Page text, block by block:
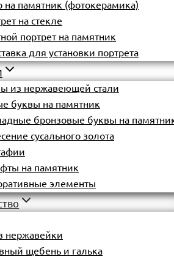
на памятник (фотокерамика)
на стекле
портрет на памятник
для установки портрета
из нержавеющей стали
буквы на памятник
бронзовые буквы на
сусального золота
на памятник
элементы
нержавейки
щебень и галька